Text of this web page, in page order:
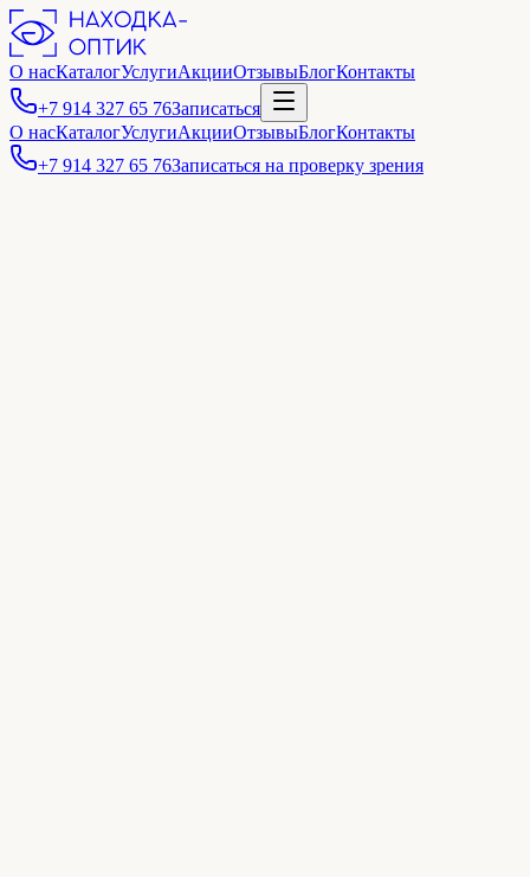
О насКаталогУслугиАкцииОтзывыБлогКонтакты
+7 914 327 65 76Записаться
О насКаталогУслугиАкцииОтзывыБлогКонтакты
+7 914 327 65 76Записаться на проверку зрения